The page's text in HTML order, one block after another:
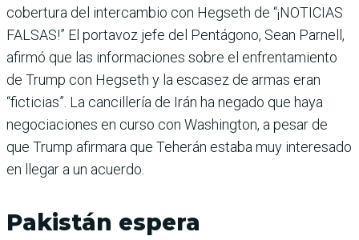
cobertura del intercambio con Hegseth de “¡NOTICIAS
FALSAS!” El portavoz jefe del Pentágono, Sean Parnell,
afirmó que las informaciones sobre el enfrentamiento
de Trump con Hegseth y la escasez de armas eran
“ficticias”. La cancillería de Irán ha negado que haya
negociaciones en curso con Washington, a pesar de
que Trump afirmara que Teherán estaba muy interesado
en llegar a un acuerdo.
Pakistán espera